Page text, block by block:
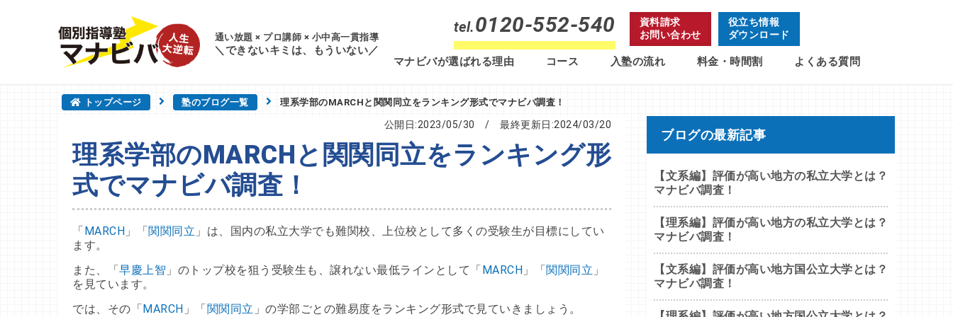
通い放題 × プロ講師 × 小中高一貫指導
＼できないキミは、もういない／
tel.0120-552-540
資料請求
お問い合わせ
役立ち情報
ダウンロード
マナビバが選ばれる理由 コース 入塾の流れ 料金・時間割 よくある質問
トップページ 塾のブログ一覧 理系学部のMARCHと関関同立をランキング形式でマナビバ調査！
公開日:2023/05/30 / 最終更新日:2024/03/20
理系学部のMARCHと関関同立をランキング形
式でマナビバ調査！
「MARCH 」「関関同立 」は、国内の私立大学でも難関校、上位校として多くの受験生が目標にしてい
ます。
また、「早慶上智 」のトップ校を狙う受験生も、譲れない最低ラインとして「MARCH 」「関関同立 」
を見ています。
では、その「MARCH 」「関関同立 」の学部ごとの難易度をランキング形式で見ていきましょう。
ブログの最新記事
【文系編】評価が高い地方の私立大学とは？
マナビバ調査！
【理系編】評価が高い地方の私立大学とは？
マナビバ調査！
【文系編】評価が高い地方国公立大学とは？
マナビバ調査！